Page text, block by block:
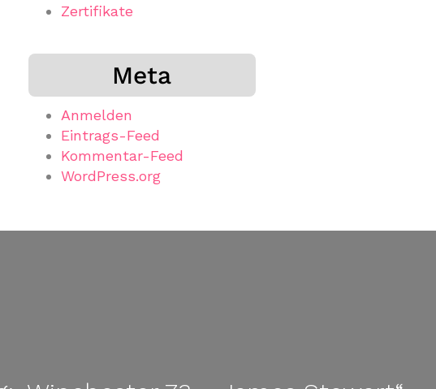
Zertifikate
Meta
Anmelden
Eintrags-Feed
Kommentar-Feed
WordPress.org